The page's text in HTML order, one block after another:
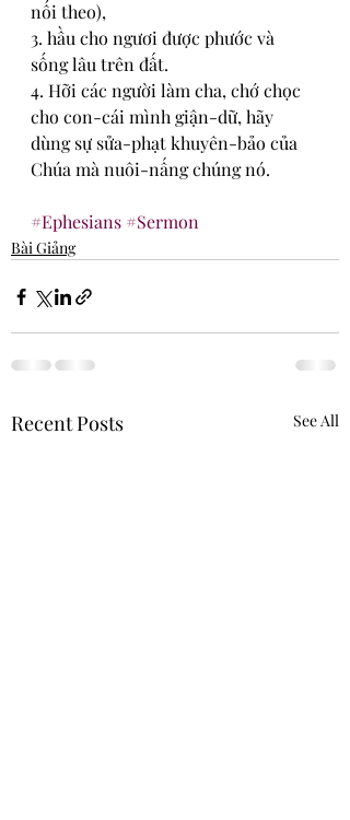
nối theo),
3. hầu cho ngươi được phước và
sống lâu trên đất.
4. Hỡi các người làm cha, chớ chọc
cho con-cái mình giận-dữ, hãy
dùng sự sửa-phạt khuyên-bảo của
Chúa mà nuôi-nấng chúng nó.
#Ephesians #Sermon
Bài Giảng
Recent Posts See All